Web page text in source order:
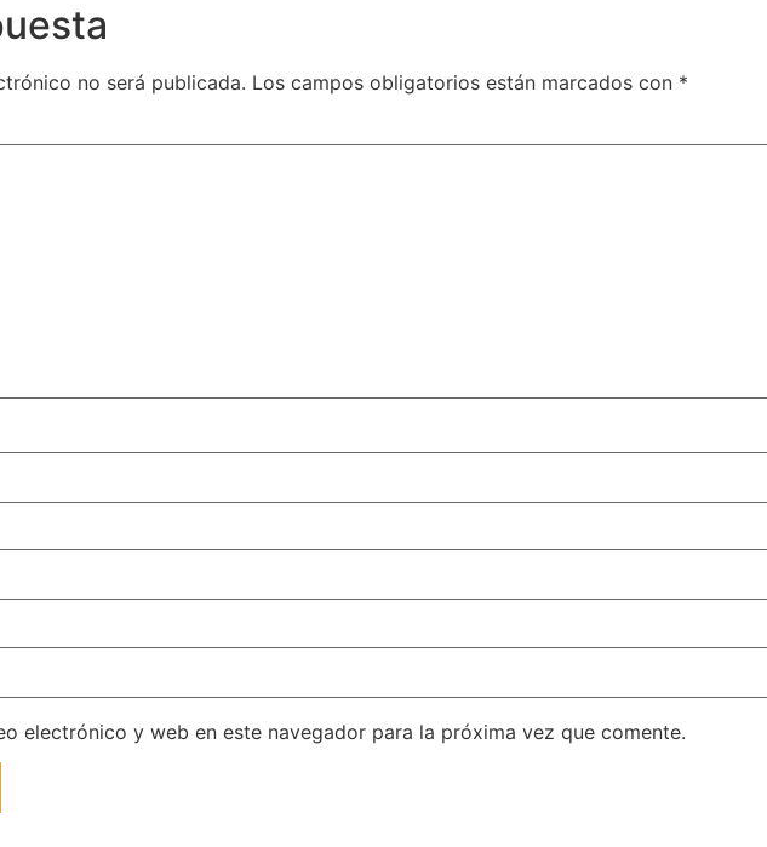
no será publicada. Los campos obligatorios están marcados con *
electrónico y web en este navegador para la próxima vez que comente.